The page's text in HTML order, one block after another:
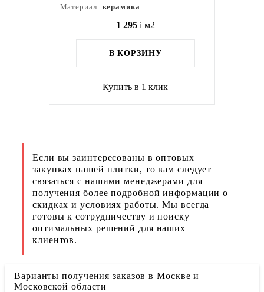
Материал: керамика
1 295 i м2
В КОРЗИНУ
Купить в 1 клик
Если вы заинтересованы в оптовых
закупках нашей плитки, то вам следует
связаться с нашими менеджерами для
получения более подробной информации о
скидках и условиях работы. Мы всегда
готовы к сотрудничеству и поиску
оптимальных решений для наших
клиентов.
Варианты получения заказов в Москве и
Московской области